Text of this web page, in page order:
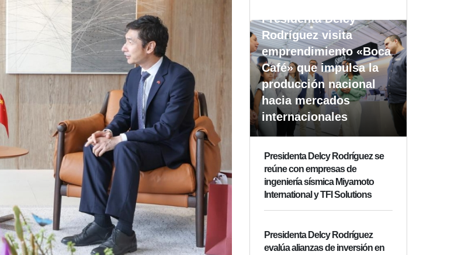
Presidenta Delcy
Rodríguez visita
emprendimiento «Boca
Café» que impulsa la
producción nacional
hacia mercados
internacionales
Presidenta Delcy Rodríguez se
reúne con empresas de
ingeniería sísmica Miyamoto
International y TFI Solutions
Presidenta Delcy Rodríguez
evalúa alianzas de inversión en